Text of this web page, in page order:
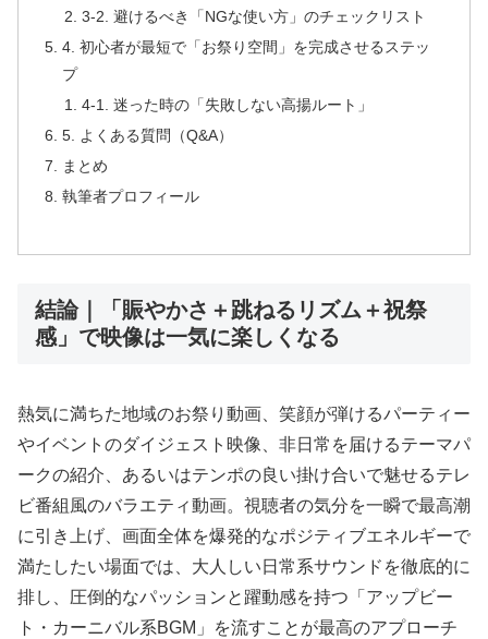
3-2. 避けるべき「NGな使い方」のチェックリスト
4. 初心者が最短で「お祭り空間」を完成させるステッ
プ
4-1. 迷った時の「失敗しない高揚ルート」
5. よくある質問（Q&A）
まとめ
執筆者プロフィール
結論｜「賑やかさ＋跳ねるリズム＋祝祭
感」で映像は一気に楽しくなる
熱気に満ちた地域のお祭り動画、笑顔が弾けるパーティー
やイベントのダイジェスト映像、非日常を届けるテーマパ
ークの紹介、あるいはテンポの良い掛け合いで魅せるテレ
ビ番組風のバラエティ動画。視聴者の気分を一瞬で最高潮
に引き上げ、画面全体を爆発的なポジティブエネルギーで
満たしたい場面では、大人しい日常系サウンドを徹底的に
排し、圧倒的なパッションと躍動感を持つ「アップビー
ト・カーニバル系BGM」を流すことが最高のアプローチ